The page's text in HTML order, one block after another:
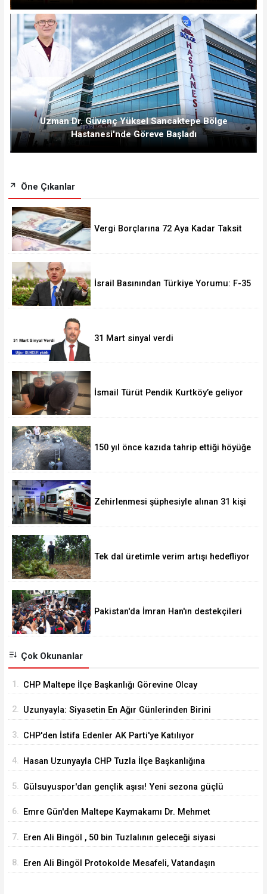
Uzman Dr. Güvenç Yüksel Sancaktepe Bölge
Hastanesi'nde Göreve Başladı
Öne Çıkanlar
Vergi Borçlarına 72 Aya Kadar Taksit
İsrail Basınından Türkiye Yorumu: F-35
31 Mart sinyal verdi
İsmail Türüt Pendik Kurtköy’e geliyor
150 yıl önce kazıda tahrip ettiği höyüğe
Zehirlenmesi şüphesiyle alınan 31 kişi
Tek dal üretimle verim artışı hedefliyor
Pakistan'da İmran Han'ın destekçileri
Çok Okunanlar
1. CHP Maltepe İlçe Başkanlığı Görevine Olcay
2. Uzunyayla: Siyasetin En Ağır Günlerinden Birini
3. CHP'den İstifa Edenler AK Parti'ye Katılıyor
4. Hasan Uzunyayla CHP Tuzla İlçe Başkanlığına
5. Gülsuyuspor'dan gençlik aşısı! Yeni sezona güçlü
6. Emre Gün'den Maltepe Kaymakamı Dr. Mehmet
7. Eren Ali Bingöl , 50 bin Tuzlalının geleceği siyasi
8. Eren Ali Bingöl Protokolde Mesafeli, Vatandaşın